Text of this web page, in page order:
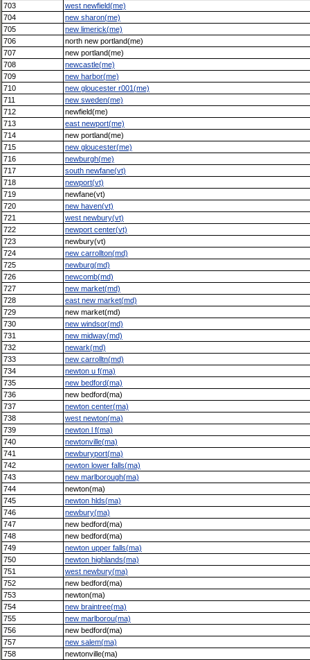
703
west newfield(me)
704
new sharon(me)
705
new limerick(me)
706
north new portland(me)
707
new portland(me)
708
newcastle(me)
709
new harbor(me)
710
new gloucester r001(me)
711
new sweden(me)
712
newfield(me)
713
east newport(me)
714
new portland(me)
715
new gloucester(me)
716
newburgh(me)
717
south newfane(vt)
718
newport(vt)
719
newfane(vt)
720
new haven(vt)
721
west newbury(vt)
722
newport center(vt)
723
newbury(vt)
724
new carrollton(md)
725
newburg(md)
726
newcomb(md)
727
new market(md)
728
east new market(md)
729
new market(md)
730
new windsor(md)
731
new midway(md)
732
newark(md)
733
new carrolltn(md)
734
newton u f(ma)
735
new bedford(ma)
736
new bedford(ma)
737
newton center(ma)
738
west newton(ma)
739
newton l f(ma)
740
newtonville(ma)
741
newburyport(ma)
742
newton lower falls(ma)
743
new marlborough(ma)
744
newton(ma)
745
newton hlds(ma)
746
newbury(ma)
747
new bedford(ma)
748
new bedford(ma)
749
newton upper falls(ma)
750
newton highlands(ma)
751
west newbury(ma)
752
new bedford(ma)
753
newton(ma)
754
new braintree(ma)
755
new marlborou(ma)
756
new bedford(ma)
757
new salem(ma)
758
newtonville(ma)